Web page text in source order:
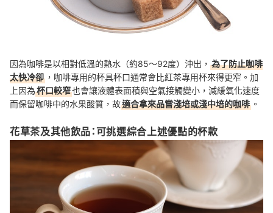
因為咖啡是以相對低溫的熱水（約85～92度）沖出， 為了防止咖啡
太快冷卻 ，咖啡專用的杯具杯口通常會比紅茶專用杯來得更窄。加
上因為杯口較窄也會讓液體表面積與空氣接觸變小，減緩氧化速度
而保留咖啡中的水果酸質，故適合拿來品嘗淺培或淺中培的咖啡 。
花草茶及其他飲品：可挑選綜合上述優點的杯款